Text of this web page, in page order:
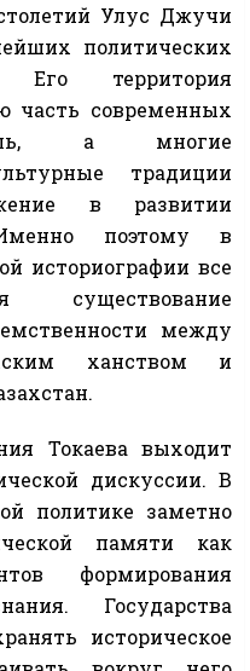
Улус Джучи
политических
Его территория
часть современных
а многие
традиции
в развитии
поэтому в
историографии все
существование
между
ханством и
Токаева выходит
дискуссии. В
политике заметно
памяти как
формирования
Государства
историческое